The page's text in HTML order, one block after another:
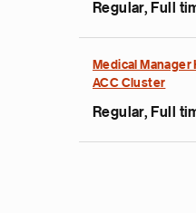
Regular, Full
Medical
ACC Cluster
Regular, Full